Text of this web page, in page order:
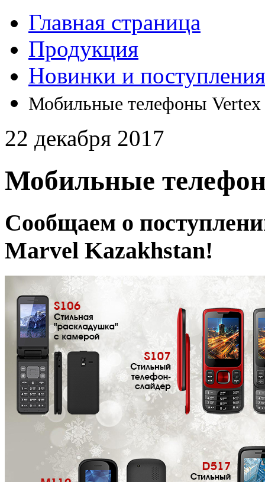
Главная страница
Продукция
Новинки и поступления
Мобильные телефоны Vertex
22 декабря 2017
Мобильные
Сообщаем о
Marvel Kazakhstan!